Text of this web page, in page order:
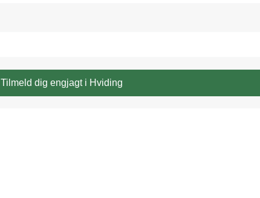
Tilmeld dig engjagt i Hviding